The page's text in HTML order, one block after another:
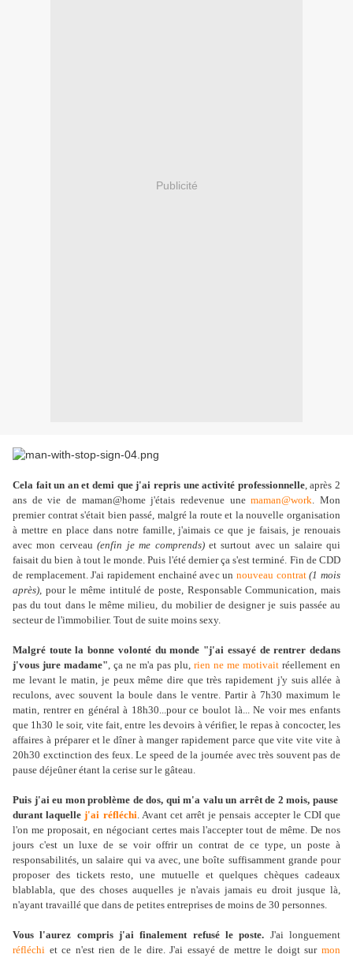
Publicité
Cela fait un an et demi que j'ai repris une activité professionnelle, après 2
ans de vie de maman@home j'étais redevenue unemaman@work. Mon
premier contrat s'était bien passé, malgré la route et la nouvelle organisation
à mettre en place dans notre famille, j'aimais ce que je faisais, je renouais
avec mon cerveau(enfin je me comprends)et surtout avec un salaire qui
faisait du bien à tout le monde. Puis l'été dernier ça s'est terminé. Fin de CDD
de remplacement. J'ai rapidement enchainé avec un nouveau contrat (1 mois
après), pour le même intitulé de poste, Responsable Communication, mais
pas du tout dans le même milieu, du mobilier de designer je suis passée au
secteur de l'immobilier. Tout de suite moins sexy.
Malgré toute la bonne volonté du monde "j'ai essayé de rentrer dedans
j'vous jure madame", ça ne m'a pas plu, rien ne me motivait réellement en
me levant le matin, je peux même dire que très rapidement j'y suis allée à
reculons, avec souvent la boule dans le ventre. Partir à 7h30 maximum le
matin, rentrer en général à 18h30...pour ce boulot là... Ne voir mes enfants
que 1h30 le soir, vite fait, entre les devoirs à vérifier, le repas à concocter, les
affaires à préparer et le dîner à manger rapidement parce que vite vite vite à
20h30 exctinction des feux. Le speed de la journée avec très souvent pas de
pause déjeûner étant la cerise sur le gâteau.
Puis j'ai eu mon problème de dos, qui m'a valu un arrêt de 2 mois, pause
durant laquelle j'ai réfléchi. Avant cet arrêt je pensais accepter le CDI que
l'on me proposait, en négociant certes mais l'accepter tout de même. De nos
jours c'est un luxe de se voir offrir un contrat de ce type, un poste à
responsabilités, un salaire qui va avec, une boîte suffisamment grande pour
proposer des tickets resto, une mutuelle et quelques chèques cadeaux
blablabla, que des choses auquelles je n'avais jamais eu droit jusque là,
n'ayant travaillé que dans de petites entreprises de moins de 30 personnes.
Vous l'aurez compris j'ai finalement refusé le poste. J'ai longuement
réfléchi et ce n'est rien de le dire. J'ai essayé de mettre le doigt sur mon